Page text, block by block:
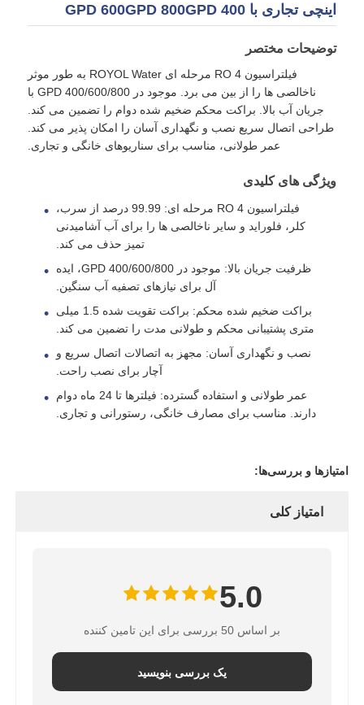
فیلم های
دربارهی ما
اینچی تجاری با 400 GPD 600GPD 800GPD
توضیحات مختصر
فیلتراسیون RO 4 مرحله ای ROYOL Water به طور موثر
ناخالصی ها را از بین می برد. موجود در 400/600/800 GPD با
جریان آب بالا. براکت محکم ضخیم شده دوام را تضمین می کند.
طراحی اتصال سریع نصب و نگهداری آسان را امکان پذیر می کند.
عمر طولانی، مناسب برای سناریوهای خانگی و تجاری.
ویژگی های کلیدی
فیلتراسیون RO 4 مرحله ای: 99.99 درصد از سرب،
کلر، فلوراید و سایر ناخالصی ها را برای آب آشامیدنی
تمیز حذف می کند.
ظرفیت جریان بالا: موجود در 400/600/800 GPD، ایده
آل برای نیازهای تصفیه آب سنگین.
براکت ضخیم شده محکم: براکت تقویت شده 1.5 میلی
متری پشتیبانی محکم و طولانی مدت را تضمین می کند.
نصب و نگهداری آسان: مجهز به اتصالات اتصال سریع و
آچار برای نصب راحت.
عمر طولانی و استفاده گسترده: فیلترها تا 24 ماه دوام
دارند. مناسب برای مصارف خانگی، رستورانی و تجاری.
امتیازها و بررسی‌ها:
امتیاز کلی
5.0
بر اساس 50 بررسی برای این تامین کننده
یک بررسی بنویسید